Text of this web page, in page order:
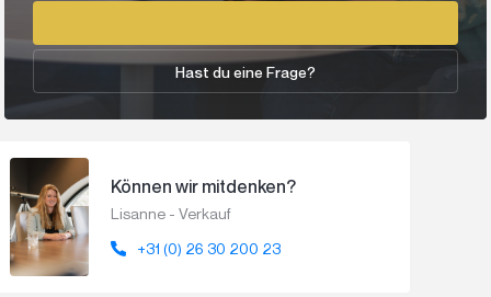
Hast du eine Frage?
Können wir mitdenken?
Lisanne - Verkauf
+31 (0) 26 30 200 23